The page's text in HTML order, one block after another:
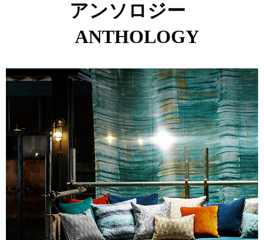
アンソロジー
ANTHOLOGY